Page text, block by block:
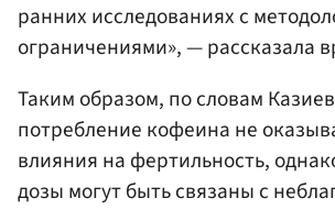
ранних исследованиях с
ограничениями», — рассказала
Таким образом, по словам
потребление кофеина не
влияния на фертильность,
дозы могут быть связаны с